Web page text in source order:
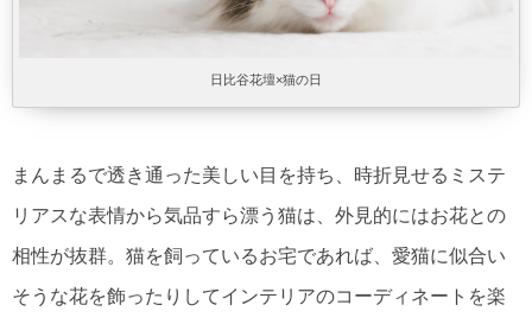
日比谷花壇×猫の日
まんまるで透き通った美しい目を持ち、時折見せるミステ
リアスな表情から気品すら漂う猫は、外見的にはお花との
相性が抜群。猫を飼っているお宅であれば、愛猫に似合い
そうな花を飾ったりしてインテリアのコーディネートを楽